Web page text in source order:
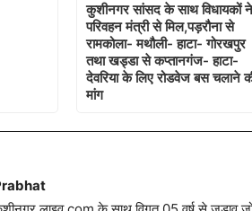
कुशीनगर सांसद के साथ विधायकों ने
परिवहन मंत्री से मिल,पड़रौना से
रामकोला- मथौली- हाटा- गोरखपुर
तथा खड्डा से कप्तानगंज- हाटा-
देवरिया के लिए रोडवेज बस चलाने
मांग